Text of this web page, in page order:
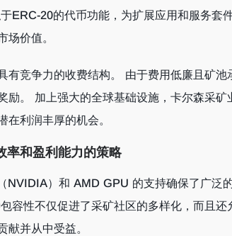
ERC-20的代币功能，为扩展应用和服务套
场价值。
有竞争力的收费结构。 由于费用低廉且矿池
励。 加上强大的全球基础设施，卡尔森采矿
利润丰厚的机会。
率和盈利能力的策略
NVIDIA）和 AMD GPU 的支持确保了广泛
容性不仅促进了采矿社区的多样化，而且还
献并从中受益。